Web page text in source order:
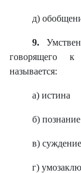
д)
9.
говорящего к
называется:
а) истина
б) познание
в) суждение
г)